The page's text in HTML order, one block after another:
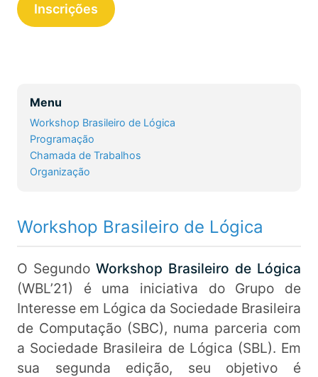
Inscrições
Menu
Workshop Brasileiro de Lógica
Programação
Chamada de Trabalhos
Organização
Workshop Brasileiro de Lógica
O Segundo Workshop Brasileiro de Lógica
(WBL’21) é uma iniciativa do Grupo de
Interesse em Lógica da Sociedade Brasileira
de Computação (SBC), numa parceria com
a Sociedade Brasileira de Lógica (SBL). Em
sua segunda edição, seu objetivo é